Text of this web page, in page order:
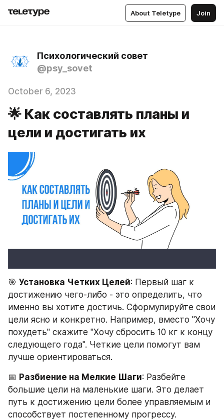
About Teletype Join
Психологический совет
@psy_sovet
October 6, 2023
🌟 Как составлять планы и
цели и достигать их
🎯 Установка Четких Целей: Первый шаг к
достижению чего-либо - это определить, что
именно вы хотите достичь. Сформулируйте свои
цели ясно и конкретно. Например, вместо "Хочу
похудеть" скажите "Хочу сбросить 10 кг к концу
следующего года". Четкие цели помогут вам
лучше ориентироваться.
📅 Разбиение на Мелкие Шаги: Разбейте
большие цели на маленькие шаги. Это делает
путь к достижению цели более управляемым и
способствует постепенному прогрессу.